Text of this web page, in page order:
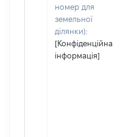
номер для
земельної
ділянки):
[Конфіденційна
інформація]